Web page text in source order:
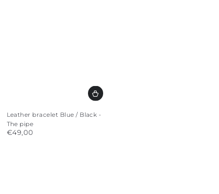
Leather bracelet Blue / Black -
The pipe
Regular
€49,00